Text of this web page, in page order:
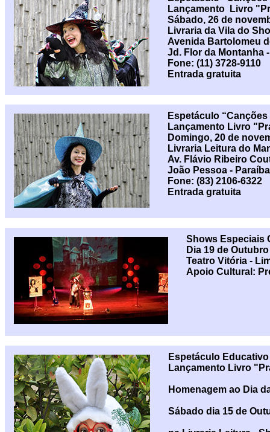
Lançamento Livro
Sábado, 26 de
Livraria da Vila do
Avenida Bartolomeu
Jd. Flor da Montanha
Fone: (11) 3728-9110
Entrada gratuita
Espetáculo
Lançamento Livro
Domingo, 20 de
Livraria Leitura do
Av. Flávio Ribeiro
João Pessoa -
Fone: (83) 2106-6322
Entrada gratuita
Shows Especiais
Dia 19 de
Teatro Vitória -
Apoio Cultural:
Espetáculo
Lançamento Livro
Homenagem ao Dia
Sábado dia 15 de